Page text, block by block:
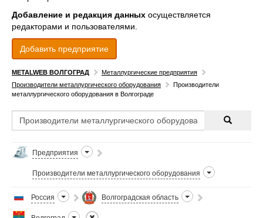
Добавление и редакция данных осуществляется
редакторами и пользователями.
Добавить предприятие
METALWEB ВОЛГОГРАД
Металлургические предприятия
Производители металлургического оборудования
Производители
металлургического оборудования в Волгограде
Предприятия
Производители металлургического оборудования
Россия Волгоградская область